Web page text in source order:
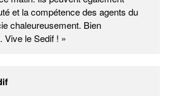
et la compétence des agents du
chaleureusement. Bien
Vive le Sedif ! »